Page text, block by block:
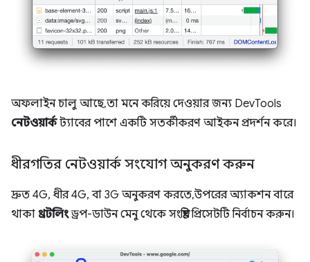
অফলাইন চালু আছে, তা মনে করিয়ে দেওয়ার জন্য DevTools
নেটওয়ার্কট্যাবের পাশে একটি সতর্কীকরণ আইকন প্রদর্শন করে।
ধীরগতির নেটওয়ার্ক সংযোগ অনুকরণ করুন
দ্রুত 4G, ধীর 4G, বা 3G অনুকরণ করতে, উপরের অ্যাকশন বারে
থাকা থ্রটলিংড্রপ-ডাউন মেনু থেকে সংশ্লিষ্ট প্রিসেটটি নির্বাচন করুন।